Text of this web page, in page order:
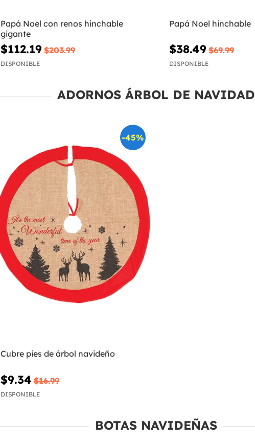
Papá Noel con renos hinchable
gigante
$112.19 $203.99
DISPONIBLE
Papá Noel hinchable
$38.49 $69.99
DISPONIBLE
ADORNOS ÁRBOL DE NAVIDAD
-45%
Cubre pies de árbol navideño
$9.34 $16.99
DISPONIBLE
BOTAS NAVIDEÑAS